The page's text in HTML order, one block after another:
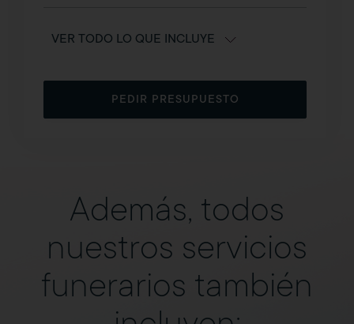
VER TODO LO QUE INCLUYE
PEDIR PRESUPUESTO
Además, todos
nuestros servicios
funerarios también